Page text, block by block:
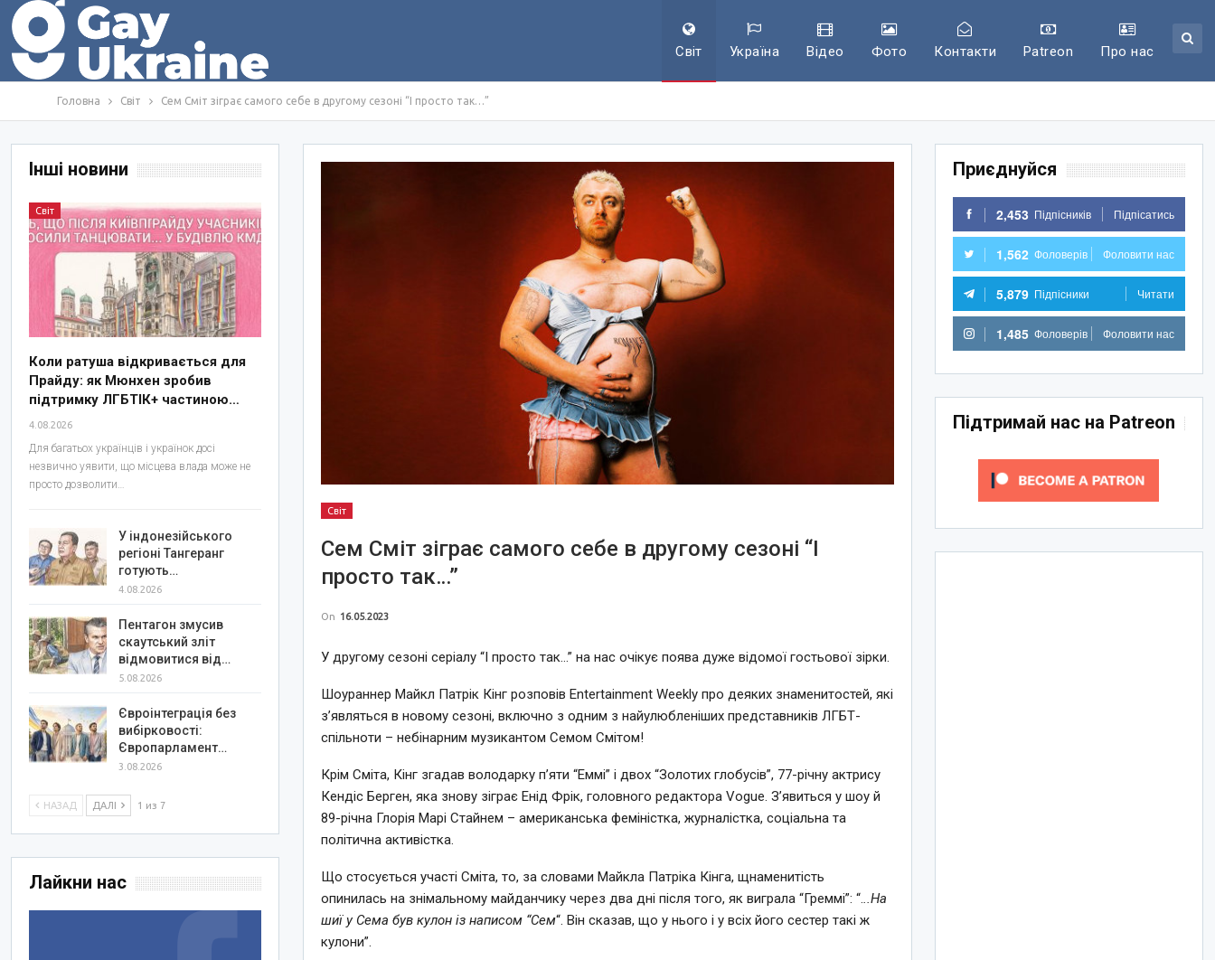
Світ Україна Відео Фото Контакти Patreon Про нас
Головна Світ Сем Сміт зіграє самого себе в другому сезоні “І просто так…”
Світ
Сем Сміт зіграє самого себе в другому сезоні “І
просто так…”
On 16.05.2023
У другому сезоні серіалу “І просто так…” на нас очікує поява дуже відомої гостьової зірки.
Шоураннер Майкл Патрік Кінг розповів Entertainment Weekly про деяких знаменитостей, які
з’являться в новому сезоні, включно з одним з найулюбленіших представників ЛГБТ-
спільноти – небінарним музикантом Семом Смітом!
Крім Сміта, Кінг згадав володарку п’яти “Еммі” і двох “Золотих глобусів”, 77-річну актрису
Кендіс Берген, яка знову зіграє Енід Фрік, головного редактора Vogue. З’явиться у шоу й
89-річна Глорія Марі Стайнем – американська феміністка, журналістка, соціальна та
політична активістка.
Що стосується участі Сміта, то, за словами Майкла Патріка Кінга, щнаменитість
опинилась на знімальному майданчику через два дні після того, як виграла “Греммі”: “...На
шиї у Сема був кулон із написом “Сем“. Він сказав, що у нього і у всіх його сестер такі ж
кулони”.
Приєднуйся
2,453 Підпісників Підпісатись
1,562 Фоловерів Фоловити нас
5,879 Підпісники Читати
1,485 Фоловерів Фоловити нас
Підтримай нас на Patreon
Інші новини
Світ
Коли ратуша відкривається для
Прайду: як Мюнхен зробив
підтримку ЛГБТІК+ частиною…
4.08.2026
Для багатьох українців і українок досі
незвично уявити, що місцева влада може не
просто дозволити…
У індонезійського
регіоні Тангеранг
готують…
4.08.2026
Пентагон змусив
скаутський зліт
відмовитися від…
5.08.2026
Євроінтеграція без
вибірковості:
Європарламент…
3.08.2026
НАЗАД ДАЛІ 1 из 7
Лайкни нас